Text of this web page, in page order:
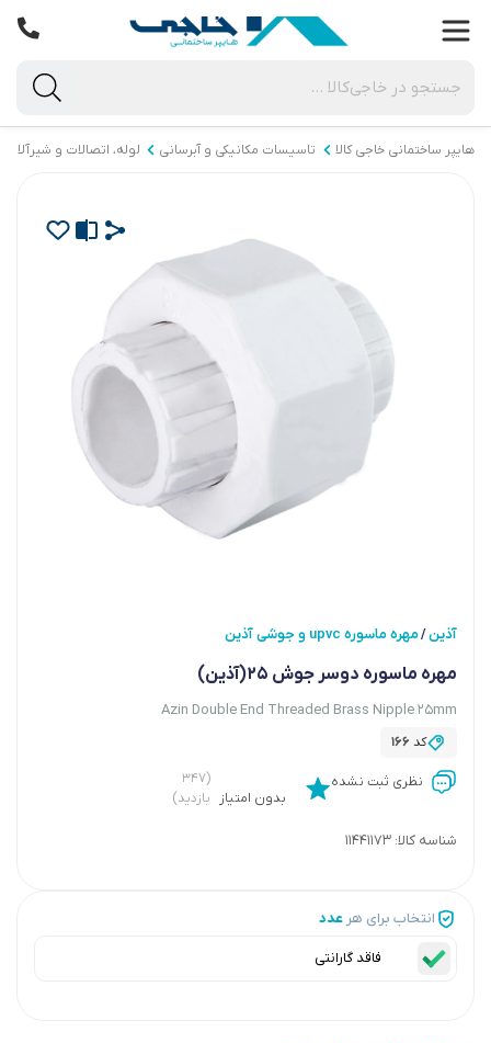
هایپر ساختمانی خاجی‌ کالا تاسیسات مکانیکی و آبرسانی لوله، اتصالات و شیرآلات
آذین/مهره ماسوره upvc و جوشی آذین
مهره ماسوره دوسر جوش 25(آذین)
Azin Double End Threaded Brass Nipple 25mm
کد 166
نظری ثبت نشده
بدون امتیاز
(۳۴۷
بازدید)
شناسه کالا: 11441173
انتخاب برای هر عدد
فاقد گارانتی